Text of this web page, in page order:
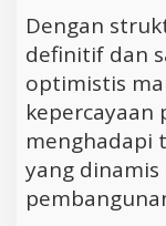
Dengan
definitif dan
optimistis
kepercayaan
menghadapi
yang